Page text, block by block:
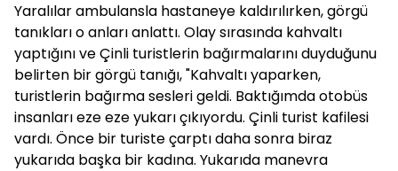
Yaralılar ambulansla hastaneye kaldırılırken, görgü
tanıkları o anları anlattı. Olay sırasında kahvaltı
yaptığını ve Çinli turistlerin bağırmalarını duyduğunu
belirten bir görgü tanığı, "Kahvaltı yaparken,
turistlerin bağırma sesleri geldi. Baktığımda otobüs
insanları eze eze yukarı çıkıyordu. Çinli turist kafilesi
vardı. Önce bir turiste çarptı daha sonra biraz
yukarıda başka bir kadına. Yukarıda manevra